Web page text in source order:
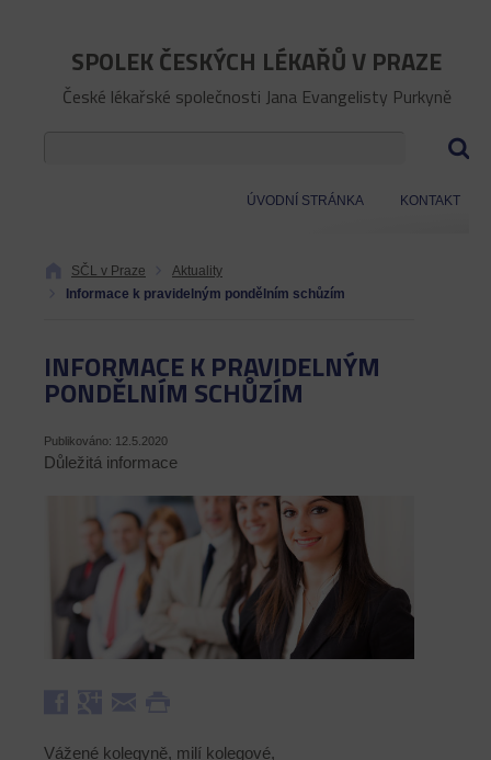
SPOLEK ČESKÝCH LÉKAŘŮ V PRAZE
České lékařské společnosti Jana Evangelisty Purkyně
ÚVODNÍ STRÁNKA KONTAKT
SČL v Praze
Aktuality
Informace k pravidelným pondělním schůzím
INFORMACE K PRAVIDELNÝM
PONDĚLNÍM SCHŮZÍM
Publikováno: 12.5.2020
Důležitá informace
Vážené kolegyně, milí kolegové,